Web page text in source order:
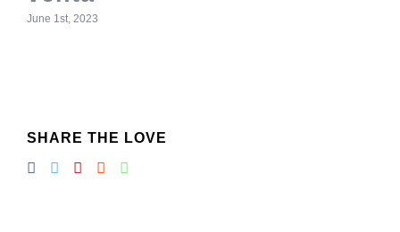
June 1st, 2023
SHARE THE LOVE